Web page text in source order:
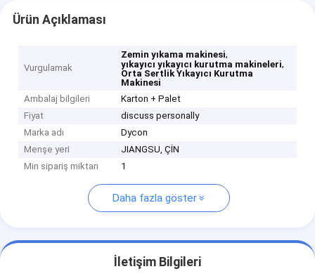
Ürün Açıklaması
Vurgulamak
Zemin yıkama makinesi,
yıkayıcı yıkayıcı kurutma makineleri,
Orta Sertlik Yıkayıcı Kurutma
Makinesi
Ambalaj bilgileri
Karton + Palet
Fiyat
discuss personally
Marka adı
Dycon
Menşe yeri
JIANGSU, ÇİN
Min sipariş miktarı
1
Daha fazla göster
İletişim Bilgileri